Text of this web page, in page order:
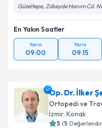
Güzeltepe, Zübeyde Hanım Cd.
En Yakın Saatler
Yarın
09:00
Yarın
09:15
Op. Dr. İlker
Ortopedi ve
İzmir, Konak
5 (5